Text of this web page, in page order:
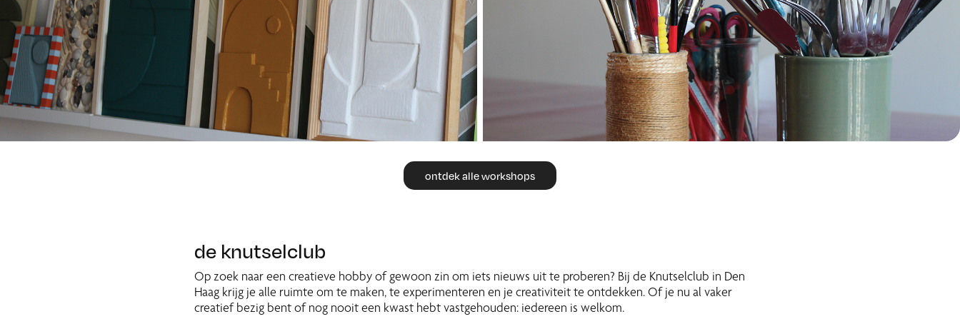
ontdek alle workshops
de knutselclub
Op zoek naar een creatieve hobby of gewoon zin om iets nieuws uit te proberen? Bij de Knutselclub in Den
Haag krijg je alle ruimte om te maken, te experimenteren en je creativiteit te ontdekken. Of je nu al vaker
creatief bezig bent of nog nooit een kwast hebt vastgehouden: iedereen is welkom.